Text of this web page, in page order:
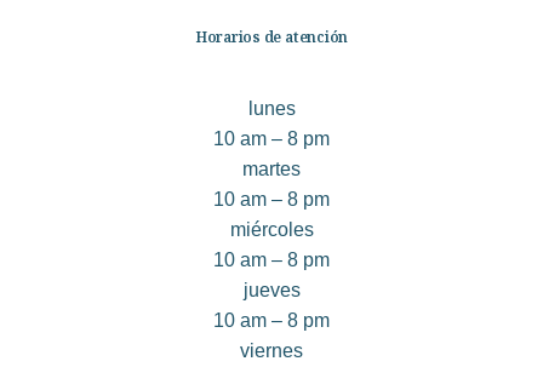
Horarios de atención
lunes
10 am – 8 pm
martes
10 am – 8 pm
miércoles
10 am – 8 pm
jueves
10 am – 8 pm
viernes